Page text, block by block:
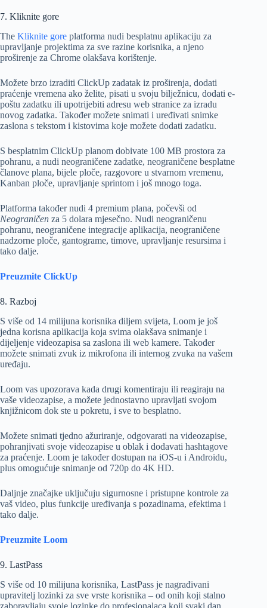
7. Kliknite gore
The Kliknite gore platforma nudi besplatnu aplikaciju za
upravljanje projektima za sve razine korisnika, a njeno
proširenje za Chrome olakšava korištenje.
Možete brzo izraditi ClickUp zadatak iz proširenja, dodati
praćenje vremena ako želite, pisati u svoju bilježnicu, dodati e-
poštu zadatku ili upotrijebiti adresu web stranice za izradu
novog zadatka. Također možete snimati i uređivati ​​snimke
zaslona s tekstom i kistovima koje možete dodati zadatku.
S besplatnim ClickUp planom dobivate 100 MB prostora za
pohranu, a nudi neograničene zadatke, neograničene besplatne
članove plana, bijele ploče, razgovore u stvarnom vremenu,
Kanban ploče, upravljanje sprintom i još mnogo toga.
Platforma također nudi 4 premium plana, počevši od
Neograničen za 5 dolara mjesečno. Nudi neograničenu
pohranu, neograničene integracije aplikacija, neograničene
nadzorne ploče, gantograme, timove, upravljanje resursima i
tako dalje.
Preuzmite ClickUp
8. Razboj
S više od 14 milijuna korisnika diljem svijeta, Loom je još
jedna korisna aplikacija koja svima olakšava snimanje i
dijeljenje videozapisa sa zaslona ili web kamere. Također
možete snimati zvuk iz mikrofona ili internog zvuka na vašem
uređaju.
Loom vas upozorava kada drugi komentiraju ili reagiraju na
vaše videozapise, a možete jednostavno upravljati svojom
knjižnicom dok ste u pokretu, i sve to besplatno.
Možete snimati tjedno ažuriranje, odgovarati na videozapise,
pohranjivati ​​svoje videozapise u oblak i dodavati hashtagove
za praćenje. Loom je također dostupan na iOS-u i Androidu,
plus omogućuje snimanje od 720p do 4K HD.
Daljnje značajke uključuju sigurnosne i pristupne kontrole za
vaš video, plus funkcije uređivanja s pozadinama, efektima i
tako dalje.
Preuzmite Loom
9. LastPass
S više od 10 milijuna korisnika, LastPass je nagrađivani
upravitelj lozinki za sve vrste korisnika – od onih koji stalno
zaboravljaju svoje lozinke do profesionalaca koji svaki dan